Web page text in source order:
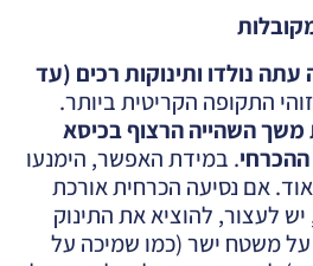
עתה נולדו ותינוקות רכים (עד
זוהי התקופה הקריטית ביותר.
משך השהייה הרצוף בכיסא
. במידת האפשר, הימנעו
אם נסיעה הכרחית אורכת
יש לעצור, להוציא את התינוק
משטח ישר (כמו שמיכה על